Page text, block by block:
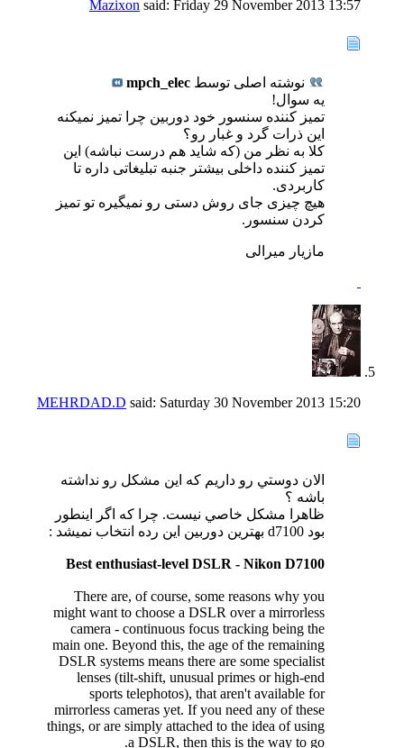
Mazixon said: Friday 29 November 2013 13:57
نوشته اصلی توسط mpch_elec
یه سوال!
تمیز کننده سنسور خود دوربین چرا تمیز نمیکنه
این ذرات گرد و غبار رو؟
کلا به نظر من (که شاید هم درست نباشه) این
تمیز کننده داخلی بیشتر جنبه تبلیغاتی داره تا
کاربردی.
هیچ چیزی جای روش دستی رو نمیگیره تو تمیز
کردن سنسور.
مازیار میرالی
MEHRDAD.D said: Saturday 30 November 2013 15:20
الان دوستي رو داريم كه اين مشكل رو نداشته
باشه ؟
ظاهرا مشكل خاصي نيست. چرا كه اگر اينطور
بود d7100 بهترين دوربين اين رده انتخاب نميشد :
Best enthusiast-level DSLR - Nikon D7100
There are, of course, some reasons why you
might want to choose a DSLR over a mirrorless
camera - continuous focus tracking being the
main one. Beyond this, the age of the remaining
DSLR systems means there are some specialist
lenses (tilt-shift, unusual primes or high-end
sports telephotos), that aren't available for
mirrorless cameras yet. If you need any of these
things, or are simply attached to the idea of using
a DSLR, then this is the way to go.